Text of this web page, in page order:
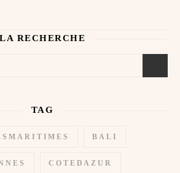
LA RECHERCHE
TAG
BALI
COTEDAZUR